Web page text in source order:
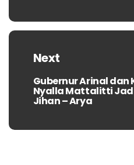
Next
Next
post:
Gubernur Arinal dan
Nyalla Mattalitti
Jihan – Arya